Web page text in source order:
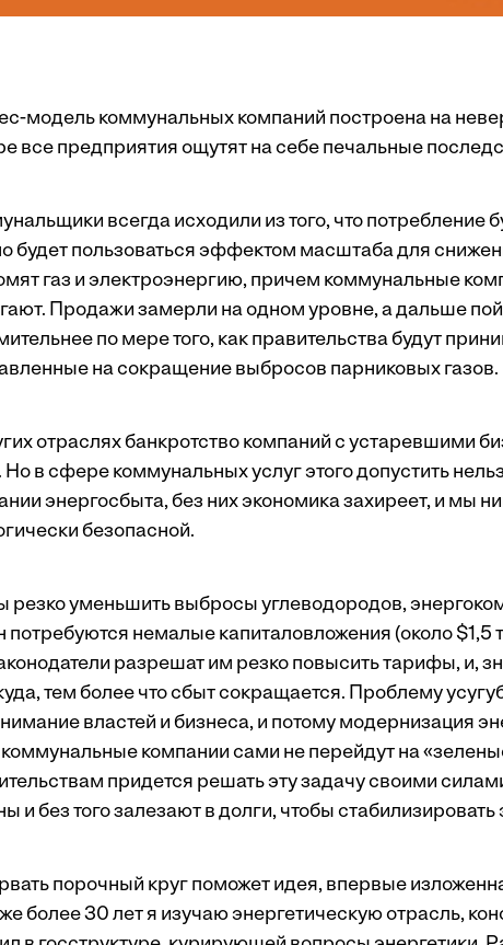
модель коммунальных компаний построена на
все предприятия ощутят на себе печальные
всегда исходили из того, что потребление
будет пользоваться эффектом масштаба для
газ и электроэнергию, причем коммунальные
Продажи замерли на одном уровне, а дальше
по мере того, как правительства будут
на сокращение выбросов парниковых газов.
отраслях банкротство компаний с устаревшими
Но в сфере коммунальных услуг этого допустить
энергосбыта, без них экономика захиреет, и мы
безопасной.
резко уменьшить выбросы углеводородов,
потребуются немалые капиталовложения (около $1,5
разрешат им резко повысить тарифы, и,
тем более что сбыт сокращается. Проблему
властей и бизнеса, и потому модернизация
компании сами не перейдут на
придется решать эту задачу своими
и без того залезают в долги, чтобы
порочный круг поможет идея, впервые
более 30 лет я изучаю энергетическую отрасль,